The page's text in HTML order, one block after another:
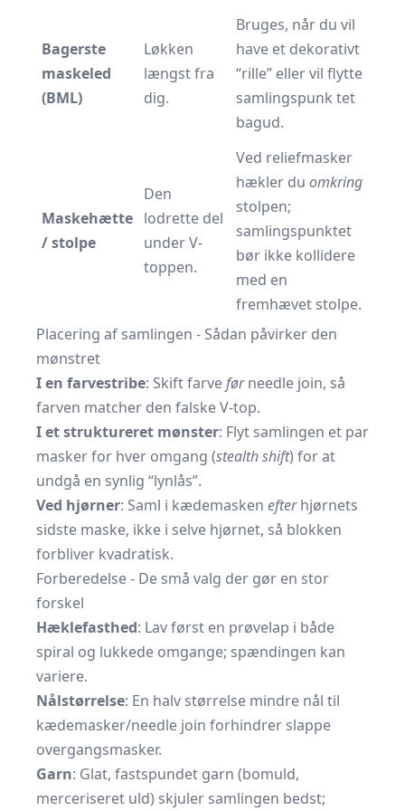
Bagerste
maskeled
(BML)
Løkken
længst fra
dig.
Bruges, når du vil
have et dekorativt
“rille” eller vil flytte
samlingspunk­ tet
bagud.
Maskehætte
/ stolpe
Den
lodrette del
under V-
toppen.
Ved reliefmasker
hækler du omkring
stolpen;
samlingspunktet
bør ikke kollidere
med en
fremhævet stolpe.
Placering af samlingen - Sådan påvirker den
mønstret
I en farvestribe: Skift farveførneedle join, så
farven matcher den falske V-top.
I et struktureret mønster: Flyt samlingen et par
masker for hver omgang (stealth shift) for at
undgå en synlig “lynlås”.
Ved hjørner: Saml i kædemasken efterhjørnets
sidste maske, ikke i selve hjørnet, så blokken
forbliver kvadratisk.
Forberedelse - De små valg der gør en stor
forskel
Hæklefasthed: Lav først en prøvelap i både
spiral og lukkede omgange; spændingen kan
variere.
Nålstørrelse: En halv størrelse mindre nål til
kædemasker/needle join forhindrer slappe
overgangsmasker.
Garn: Glat, fastspundet garn (bomuld,
merceriseret uld) skjuler samlingen bedst;